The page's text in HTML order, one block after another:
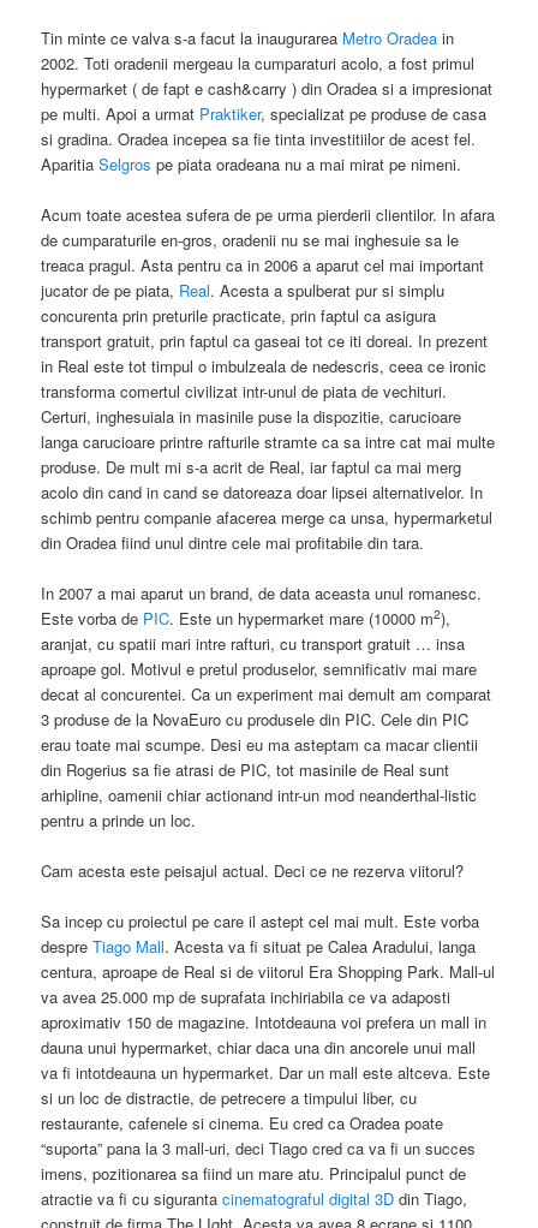
Tin minte ce valva s-a facut la inaugurarea Metro Oradea in
2002. Toti oradenii mergeau la cumparaturi acolo, a fost primul
hypermarket ( de fapt e cash&carry ) din Oradea si a impresionat
pe multi. Apoi a urmat Praktiker, specializat pe produse de casa
si gradina. Oradea incepea sa fie tinta investitiilor de acest fel.
AparitiaSelgros pe piata oradeana nu a mai mirat pe nimeni.
Acum toate acestea sufera de pe urma pierderii clientilor. In afara
de cumparaturile en-gros, oradenii nu se mai inghesuie sa le
treaca pragul. Asta pentru ca in 2006 a aparut cel mai important
jucator de pe piata, Real. Acesta a spulberat pur si simplu
concurenta prin preturile practicate, prin faptul ca asigura
transport gratuit, prin faptul ca gaseai tot ce iti doreai. In prezent
in Real este tot timpul o imbulzeala de nedescris, ceea ce ironic
transforma comertul civilizat intr-unul de piata de vechituri.
Certuri, inghesuiala in masinile puse la dispozitie, carucioare
langa carucioare printre rafturile stramte ca sa intre cat mai multe
produse. De mult mi s-a acrit de Real, iar faptul ca mai merg
acolo din cand in cand se datoreaza doar lipsei alternativelor. In
schimb pentru companie afacerea merge ca unsa, hypermarketul
din Oradea fiind unul dintre cele mai profitabile din tara.
In 2007 a mai aparut un brand, de data aceasta unul romanesc.
Este vorba de PIC. Este un hypermarket mare (10000 m2),
aranjat, cu spatii mari intre rafturi, cu transport gratuit … insa
aproape gol. Motivul e pretul produselor, semnificativ mai mare
decat al concurentei. Ca un experiment mai demult am comparat
3 produse de la NovaEuro cu produsele din PIC. Cele din PIC
erau toate mai scumpe. Desi eu ma asteptam ca macar clientii
din Rogerius sa fie atrasi de PIC, tot masinile de Real sunt
arhipline, oamenii chiar actionand intr-un mod neanderthal-listic
pentru a prinde un loc.
Cam acesta este peisajul actual. Deci ce ne rezerva viitorul?
Sa incep cu proiectul pe care il astept cel mai mult. Este vorba
despreTiago Mall. Acesta va fi situat pe Calea Aradului, langa
centura, aproape de Real si de viitorul Era Shopping Park. Mall-ul
va avea 25.000 mp de suprafata inchiriabila ce va adaposti
aproximativ 150 de magazine. Intotdeauna voi prefera un mall in
dauna unui hypermarket, chiar daca una din ancorele unui mall
va fi intotdeauna un hypermarket. Dar un mall este altceva. Este
si un loc de distractie, de petrecere a timpului liber, cu
restaurante, cafenele si cinema. Eu cred ca Oradea poate
“suporta” pana la 3 mall-uri, deci Tiago cred ca va fi un succes
imens, pozitionarea sa fiind un mare atu. Principalul punct de
atractie va fi cu sigurantacinematograful digital 3D din Tiago,